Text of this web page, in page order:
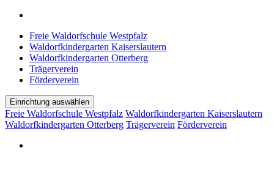
Freie Waldorfschule Westpfalz
Waldorfkindergarten Kaiserslautern
Waldorfkindergarten Otterberg
Trägerverein
Förderverein
Einrichtung auswählen
Freie Waldorfschule Westpfalz Waldorfkindergarten Kaiserslautern
Waldorfkindergarten Otterberg Trägerverein Förderverein